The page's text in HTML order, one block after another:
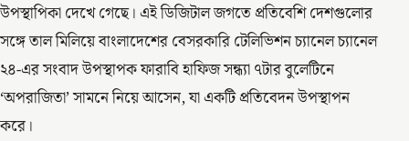
উপস্থাপিকা দেখে গেছে। এই ডিজিটাল জগতে প্রতিবেশি দেশগুলোর
সঙ্গে তাল মিলিয়ে বাংলাদেশের বেসরকারি টেলিভিশন চ্যানেল চ্যানেল
২৪-এর সংবাদ উপস্থাপক ফারাবি হাফিজ সন্ধ্যা ৭টার বুলেটিনে
‘অপরাজিতা’ সামনে নিয়ে আসেন, যা একটি প্রতিবেদন উপস্থাপন
করে।